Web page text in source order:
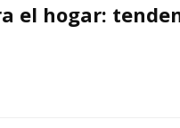
el hogar: